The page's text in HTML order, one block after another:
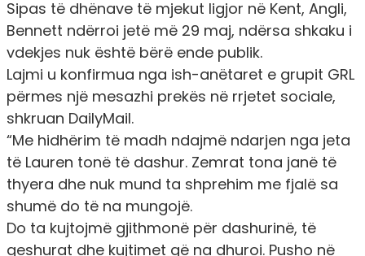
Sipas të dhënave të mjekut ligjor në Kent, Angli,
Bennett ndërroi jetë më 29 maj, ndërsa shkaku i
vdekjes nuk është bërë ende publik.
Lajmi u konfirmua nga ish-anëtaret e grupit GRL
përmes një mesazhi prekës në rrjetet sociale,
shkruan DailyMail.
“Me hidhërim të madh ndajmë ndarjen nga jeta
të Lauren tonë të dashur. Zemrat tona janë të
thyera dhe nuk mund ta shprehim me fjalë sa
shumë do të na mungojë.
Do ta kujtojmë gjithmonë për dashurinë, të
qeshurat dhe kujtimet që na dhuroi. Pusho në